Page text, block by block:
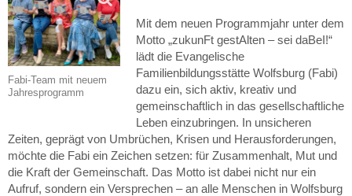
Fabi-Team mit neuem
Jahresprogramm
Mit dem neuen Programmjahr unter dem
Motto „zukunFt gestAlten – sei daBeI!“
lädt die Evangelische
Familienbildungsstätte Wolfsburg (Fabi)
dazu ein, sich aktiv, kreativ und
gemeinschaftlich in das gesellschaftliche
Leben einzubringen. In unsicheren
Zeiten, geprägt von Umbrüchen, Krisen und Herausforderungen,
möchte die Fabi ein Zeichen setzen: für Zusammenhalt, Mut und
die Kraft der Gemeinschaft. Das Motto ist dabei nicht nur ein
Aufruf, sondern ein Versprechen – an alle Menschen in Wolfsburg